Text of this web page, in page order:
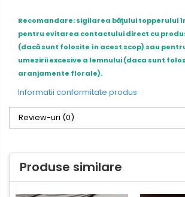
Recomandare: sigilarea băţului topperului
pentru evitarea contactului direct cu
(dacă sunt folosite în acest scop) sau
umezirii excesive a lemnului (daca sunt
aranjamente florale).
Informatii conformitate produs
Review-uri (0)
Produse similare